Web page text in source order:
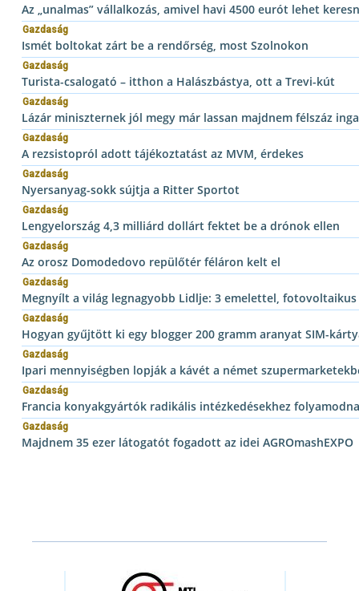
Az „unalmas” vállalkozás, amivel havi 4500 eurót lehet
Gazdaság
Ismét boltokat zárt be a rendőrség, most Szolnokon
Gazdaság
Turista-csalogató – itthon a Halászbástya, ott a Trevi-kút
Gazdaság
Lázár miniszternek jól megy már lassan majdnem félszáz
Gazdaság
A rezsistopról adott tájékoztatást az MVM, érdekes
Gazdaság
Nyersanyag-sokk sújtja a Ritter Sportot
Gazdaság
Lengyelország 4,3 milliárd dollárt fektet be a drónok ellen
Gazdaság
Az orosz Domodedovo repülőtér féláron kelt el
Gazdaság
Megnyílt a világ legnagyobb Lidlje: 3 emelettel,
Gazdaság
Hogyan gyűjtött ki egy blogger 200 gramm aranyat SIM-
Gazdaság
Ipari mennyiségben lopják a kávét a német
Gazdaság
Francia konyakgyártók radikális intézkedésekhez
Gazdaság
Majdnem 35 ezer látogatót fogadott az idei AGROmashEXPO